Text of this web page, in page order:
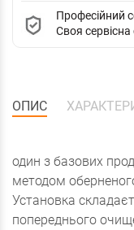
Професійний
Своя
ОПИС
один з базових
методом
Установка
попереднього